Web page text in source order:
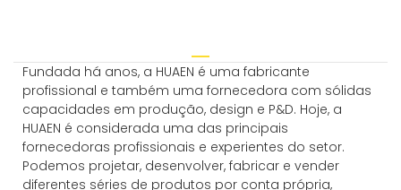
Fundada há anos, a HUAEN é uma fabricante
profissional e também uma fornecedora com sólidas
capacidades em produção, design e P&D. Hoje, a
HUAEN é considerada uma das principais
fornecedoras profissionais e experientes do setor.
Podemos projetar, desenvolver, fabricar e vender
diferentes séries de produtos por conta própria,